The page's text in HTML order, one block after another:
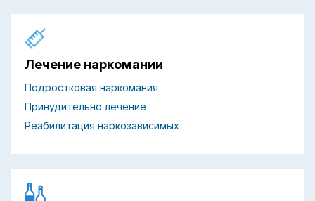
Лечение наркомании
Подростковая наркомания
Принудительно лечение
Реабилитация наркозависимых